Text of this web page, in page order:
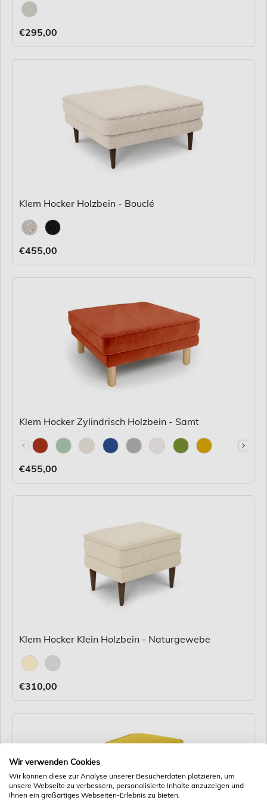
Stoff
€295,00
Klem Hocker Holzbein - Bouclé
Stoff
€455,00
Klem Hocker Zylindrisch Holzbein - Samt
Stoff
€455,00
Klem Hocker Klein Holzbein - Naturgewebe
Stoff
€310,00
Wir verwenden Cookies
Wir können diese zur Analyse unserer Besucherdaten platzieren, um
unsere Webseite zu verbessern, personalisierte Inhalte anzuzeigen und
Ihnen ein großartiges Webseiten-Erlebnis zu bieten.